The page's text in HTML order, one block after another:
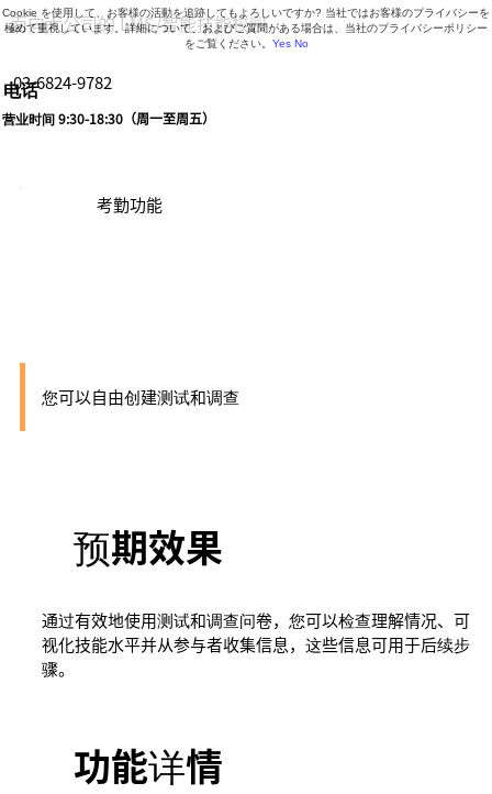
营业时间 9:30-18:30（周一至周五）
电话
03-6824-9782
面向大公司的 LMS/智能技能校园
考勤功能
您可以自由创建测试和调查
预期效果
通过有效地使用测试和调查问卷，您可以检查理解情况、可
视化技能水平并从参与者收集信息，这些信息可用于后续步
骤。
功能详情
Cookie を使用して、お客様の活動を追跡してもよろしいですか? 当社ではお客様のプライバシーを
極めて重視しています。詳細について、およびご質問がある場合は、当社のプライバシーポリシー
をご覧ください。 Yes No